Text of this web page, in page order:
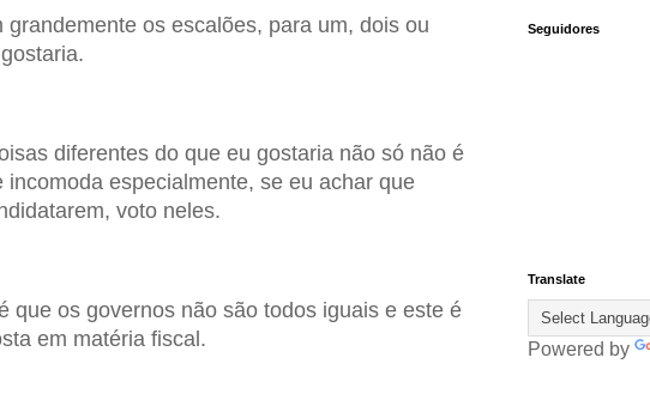
os escalões, para um, dois ou
diferentes do que eu gostaria não só não é
especialmente, se eu achar que
voto neles.
que os governos não são todos iguais e este é
em matéria fiscal.
Seguidores
Translate
Powered by